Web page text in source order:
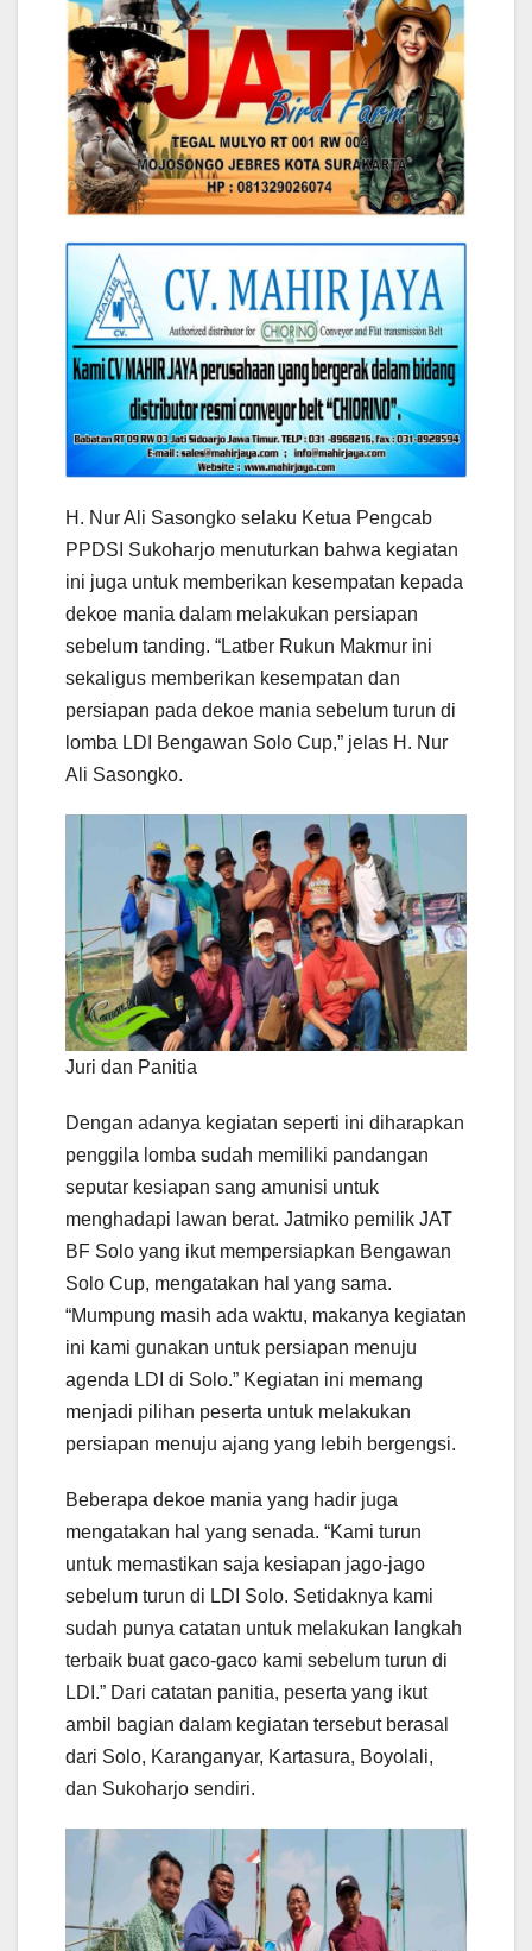
H. Nur Ali Sasongko selaku Ketua Pengcab
PPDSI Sukoharjo menuturkan bahwa kegiatan
ini juga untuk memberikan kesempatan kepada
dekoe mania dalam melakukan persiapan
sebelum tanding. “Latber Rukun Makmur ini
sekaligus memberikan kesempatan dan
persiapan pada dekoe mania sebelum turun di
lomba LDI Bengawan Solo Cup,” jelas H. Nur
Ali Sasongko.
Juri dan Panitia
Dengan adanya kegiatan seperti ini diharapkan
penggila lomba sudah memiliki pandangan
seputar kesiapan sang amunisi untuk
menghadapi lawan berat. Jatmiko pemilik JAT
BF Solo yang ikut mempersiapkan Bengawan
Solo Cup, mengatakan hal yang sama.
“Mumpung masih ada waktu, makanya kegiatan
ini kami gunakan untuk persiapan menuju
agenda LDI di Solo.” Kegiatan ini memang
menjadi pilihan peserta untuk melakukan
persiapan menuju ajang yang lebih bergengsi.
Beberapa dekoe mania yang hadir juga
mengatakan hal yang senada. “Kami turun
untuk memastikan saja kesiapan jago-jago
sebelum turun di LDI Solo. Setidaknya kami
sudah punya catatan untuk melakukan langkah
terbaik buat gaco-gaco kami sebelum turun di
LDI.” Dari catatan panitia, peserta yang ikut
ambil bagian dalam kegiatan tersebut berasal
dari Solo, Karanganyar, Kartasura, Boyolali,
dan Sukoharjo sendiri.